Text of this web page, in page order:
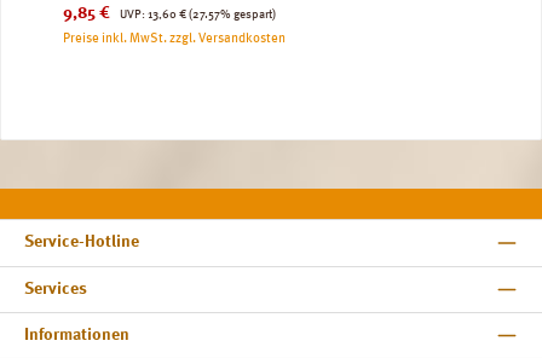
Verkaufspreis:
9,85 € UVP:
Regulärer Preis:
13,60 € (27.57% gespart)
Preise inkl. MwSt. zzgl. Versandkosten
Service-Hotline
Services
Informationen